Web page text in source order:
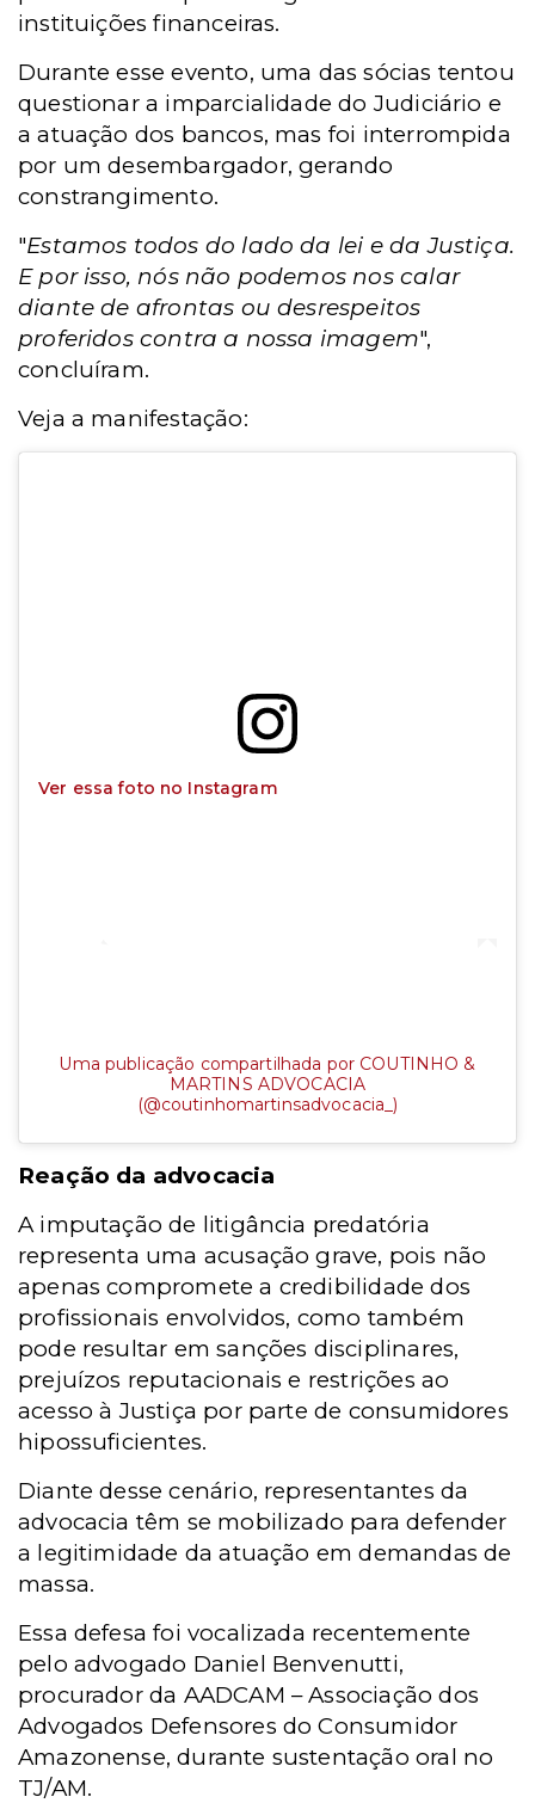
instituições financeiras.
Durante esse evento, uma das sócias tentou
questionar a imparcialidade do Judiciário e
a atuação dos bancos, mas foi interrompida
por um desembargador, gerando
constrangimento.
"Estamos todos do lado da lei e da Justiça.
E por isso, nós não podemos nos calar
diante de afrontas ou desrespeitos
proferidos contra a nossa imagem",
concluíram.
Veja a manifestação:
Ver essa foto no Instagram
Uma publicação compartilhada por COUTINHO &
MARTINS ADVOCACIA
(@coutinhomartinsadvocacia_)
Reação da advocacia
A imputação de litigância predatória
representa uma acusação grave, pois não
apenas compromete a credibilidade dos
profissionais envolvidos, como também
pode resultar em sanções disciplinares,
prejuízos reputacionais e restrições ao
acesso à Justiça por parte de consumidores
hipossuficientes.
Diante desse cenário, representantes da
advocacia têm se mobilizado para defender
a legitimidade da atuação em demandas de
massa.
Essa defesa foi vocalizada recentemente
pelo advogado Daniel Benvenutti,
procurador da AADCAM – Associação dos
Advogados Defensores do Consumidor
Amazonense, durante sustentação oral no
TJ/AM.